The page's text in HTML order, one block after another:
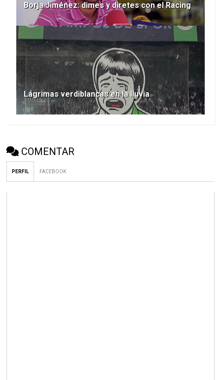
Borja Jiménez: dimes y diretes con el Racing
Lágrimas verdiblancas en la lluvia
COMENTAR
PERFIL FACEBOOK